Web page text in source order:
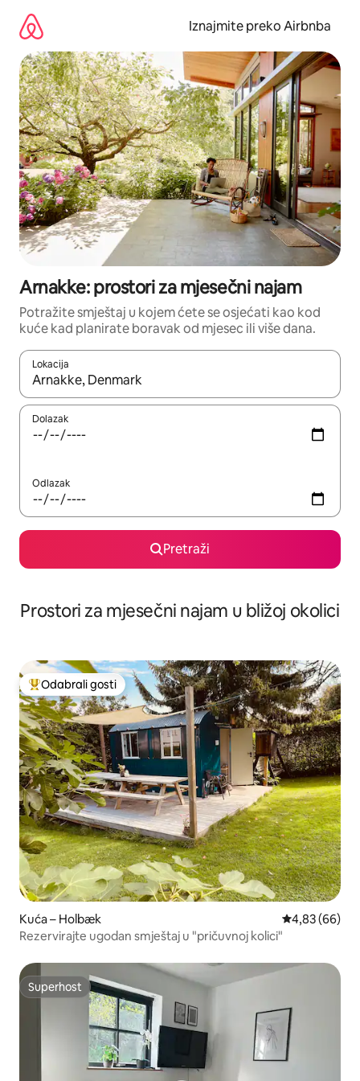
sadržaj
Iznajmite preko Airbnba
Arnakke: prostori za mjesečni najam
Potražite smještaj u kojem ćete se osjećati kao kod
kuće kad planirate boravak od mjesec ili više dana.
Lokacija
Kada budu dostupni rezultati, moći ćete ih pregledati
Dolazak
Odlazak
Pretraži
Prostori za mjesečni najam u bližoj okolici
Među najviše rangiranima s oznakom „Odabrali gosti”
Odabrali gosti
Kuća – Holbæk Prosječna
4,83 (66)
Rezervirajte ugodan smještaj u "pričuvnoj kolici"
Superhost
Superhost